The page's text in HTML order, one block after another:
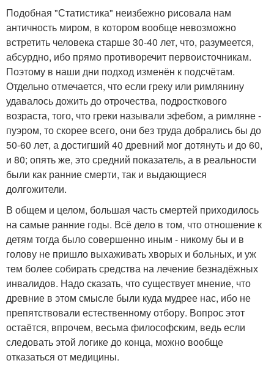
Подобная "Статистика" неизбежно рисовала нам
античность миром, в котором вообще невозможно
встретить человека старше 30-40 лет, что, разумеется,
абсурдно, ибо прямо противоречит первоисточникам.
Поэтому в наши дни подход изменён к подсчётам.
Отдельно отмечается, что если греку или римлянину
удавалось дожить до отрочества, подросткового
возраста, того, что греки называли эфебом, а римляне -
пуэром, то скорее всего, они без труда добрались бы до
50-60 лет, а достигший 40 древний мог дотянуть и до 60,
и 80; опять же, это средний показатель, а в реальности
были как ранние смерти, так и выдающиеся
долгожители.
В общем и целом, большая часть смертей приходилось
на самые ранние годы. Всё дело в том, что отношение к
детям тогда было совершенно иным - никому бы и в
голову не пришло выхаживать хворых и больных, и уж
тем более собирать средства на лечение безнадёжных
инвалидов. Надо сказать, что существует мнение, что
древние в этом смысле были куда мудрее нас, ибо не
препятствовали естественному отбору. Вопрос этот
остаётся, впрочем, весьма философским, ведь если
следовать этой логике до конца, можно вообще
отказаться от медицины.